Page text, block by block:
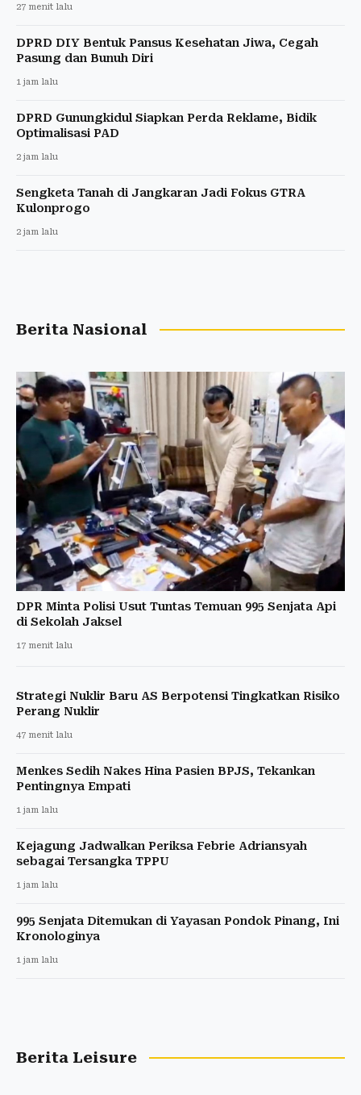
27 menit lalu
DPRD DIY Bentuk Pansus Kesehatan Jiwa, Cegah
Pasung dan Bunuh Diri
1 jam lalu
DPRD Gunungkidul Siapkan Perda Reklame, Bidik
Optimalisasi PAD
2 jam lalu
Sengketa Tanah di Jangkaran Jadi Fokus GTRA
Kulonprogo
2 jam lalu
Berita Nasional
DPR Minta Polisi Usut Tuntas Temuan 995 Senjata Api
di Sekolah Jaksel
17 menit lalu
Strategi Nuklir Baru AS Berpotensi Tingkatkan Risiko
Perang Nuklir
47 menit lalu
Menkes Sedih Nakes Hina Pasien BPJS, Tekankan
Pentingnya Empati
1 jam lalu
Kejagung Jadwalkan Periksa Febrie Adriansyah
sebagai Tersangka TPPU
1 jam lalu
995 Senjata Ditemukan di Yayasan Pondok Pinang, Ini
Kronologinya
1 jam lalu
Berita Leisure